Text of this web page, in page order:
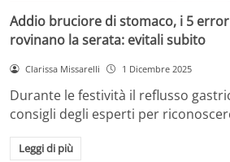
Addio bruciore di stomaco, i 5
rovinano la serata: evitali subito
Clarissa Missarelli 1 Dicembre 2025
Durante le festività il reflusso
consigli degli esperti per
Leggi di più